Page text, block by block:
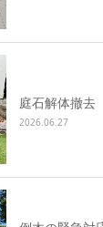
庭石解体撤
2026.06.27